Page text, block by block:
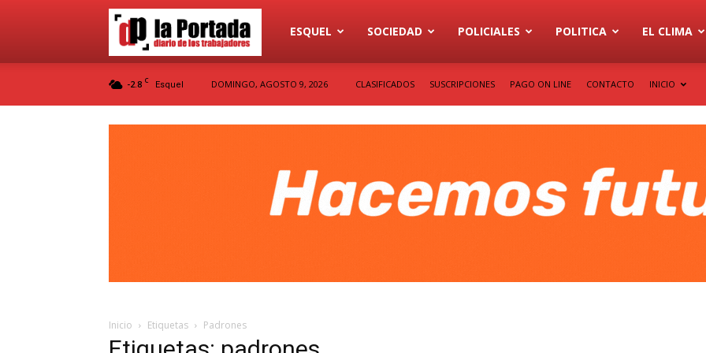
Diario
ESQUEL SOCIEDAD POLICIALES POLITICA EL CLIMA
-2.8 C Esquel DOMINGO, AGOSTO 9, 2026 CLASIFICADOS SUSCRIPCIONES PAGO ON LINE CONTACTO INICIO
Inicio Etiquetas Padrones